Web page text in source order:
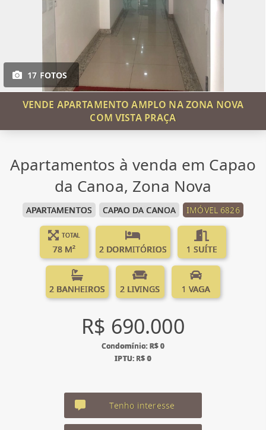
17 FOTOS
VENDE APARTAMENTO AMPLO NA ZONA NOVA
COM VISTA PRAÇA
Apartamentos à venda em Capao
da Canoa, Zona Nova
APARTAMENTOS CAPAO DA CANOA IMÓVEL 6826
TOTAL
78 M² 2 DORMITÓRIOS 1 SUÍTE
2 BANHEIROS 2 LIVINGS 1 VAGA
R$ 690.000
Condomínio: R$ 0
IPTU: R$ 0
Tenho interesse